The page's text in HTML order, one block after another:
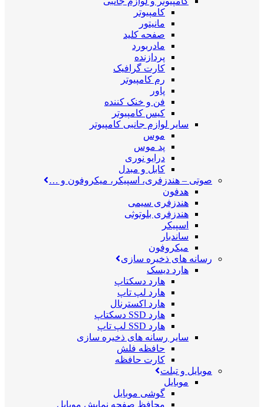
کامپیوتر
مانیتور
صفحه کلید
مادربورد
پردازنده
کارت گرافیک
رم کامپیوتر
پاور
فن و خنک کننده
کیس کامپیوتر
سایر لوازم جانبی کامپیوتر
موس
پد موس
درایو نوری
کابل و مبدل
صوتی – هندزفری، اسپیکر، میکروفون و …
هدفون
هندزفری سیمی
هندزفری بلوتوثی
اسپیکر
ساندبار
میکروفون
رسانه های ذخیره سازی
هارد دیسک
هارد دسکتاپ
هارد لپ تاپ
هارد اکسترنال
هارد SSD دسکتاپ
هارد SSD لپ تاپ
سایر رسانه های ذخیره سازی
حافظه فلش
کارت حافظه
موبایل و تبلت
موبایل
گوشی موبایل
محافظ صفحه نمایش موبایل